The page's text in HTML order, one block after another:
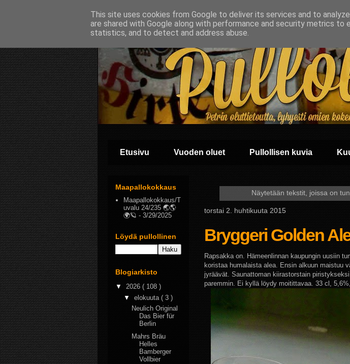
Etusivu Vuoden oluet Pullollisen kuvia
Näytetään tekstit, joissa on
torstai 2. huhtikuuta 2015
Bryggeri Golden
Rapsakka on. Hämeenlinnan kaupungin uusiin
koristaa humalaista alea. Ensin alkuun maistuu
jyräävät. Saunattoman kiirastorstain
paremmin. Ei kyllä löydy moitittavaa. 33 cl,
Maapallokokkaus
Maapallokokkaus/T
uvalu 24/235 🌏🌎
🌍🪐 - 3/29/2025
Löydä pullollinen
Blogiarkisto
▼ 2026 ( 108 )
▼ elokuuta ( 3 )
Neulich Original
Das Bier für
Berlin
Mahrs Bräu
Helles
Bamberger
Vollbier
This site uses cookies from Google to deliver its services and to
are shared with Google along with performance and security metrics to
statistics, and to detect and address abuse.